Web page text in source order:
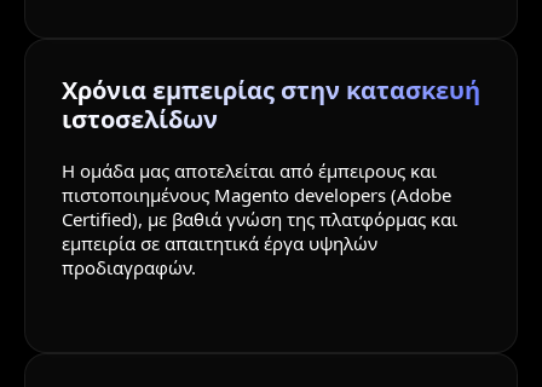
Χρόνια εμπειρίας στην κατασκευή
ιστοσελίδων
Η ομάδα μας αποτελείται από έμπειρους και
πιστοποιημένους Magento developers (Adobe
Certified), με βαθιά γνώση της πλατφόρμας και
εμπειρία σε απαιτητικά έργα υψηλών
προδιαγραφών.